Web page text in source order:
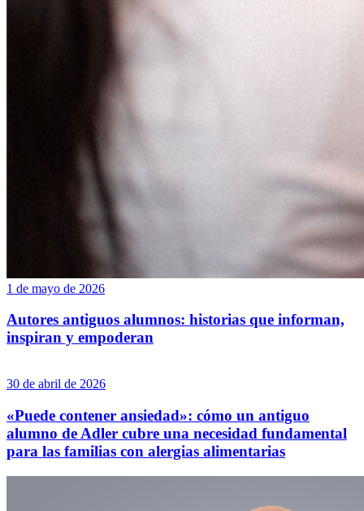
1 de mayo de 2026
Autores antiguos alumnos: historias que informan,
inspiran y empoderan
30 de abril de 2026
«Puede contener ansiedad»: cómo un antiguo
alumno de Adler cubre una necesidad fundamental
para las familias con alergias alimentarias